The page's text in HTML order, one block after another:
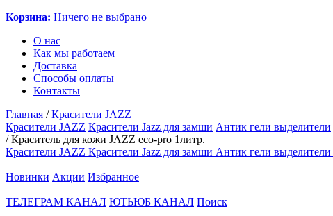
Корзина: Ничего не выбрано
О нас
Как мы работаем
Доставка
Способы оплаты
Контакты
Главная /Красители JAZZ
Красители JAZZ Красители Jazz для замши Антик гели выделители
/Краситель для кожи JAZZ eco-pro 1литр.
Красители JAZZ Красители Jazz для замши Антик гели выделители
Новинки Акции Избранное
ТЕЛЕГРАМ КАНАЛ ЮТЬЮБ КАНАЛ Поиск